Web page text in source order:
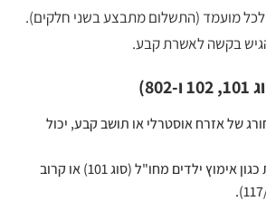
לכל מועמד (התשלום מתבצע בשני חלקים).
בקשה לאשרת קבע.
של אזרח אוסטרלי או תושב קבע, יכול
קיימות אשרות מיוחדות כגון אימוץ ילדים מחו"ל (סוג 101) או קרוב